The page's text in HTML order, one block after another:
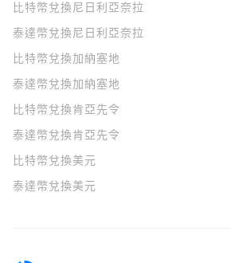
比特幣兌換尼日利亞奈拉
泰達幣兌換尼日利亞奈拉
比特幣兌換加納塞地
泰達幣兌換加納塞地
比特幣兌換肯亞先令
泰達幣兌換肯亞先令
比特幣兌換美元
泰達幣兌換美元